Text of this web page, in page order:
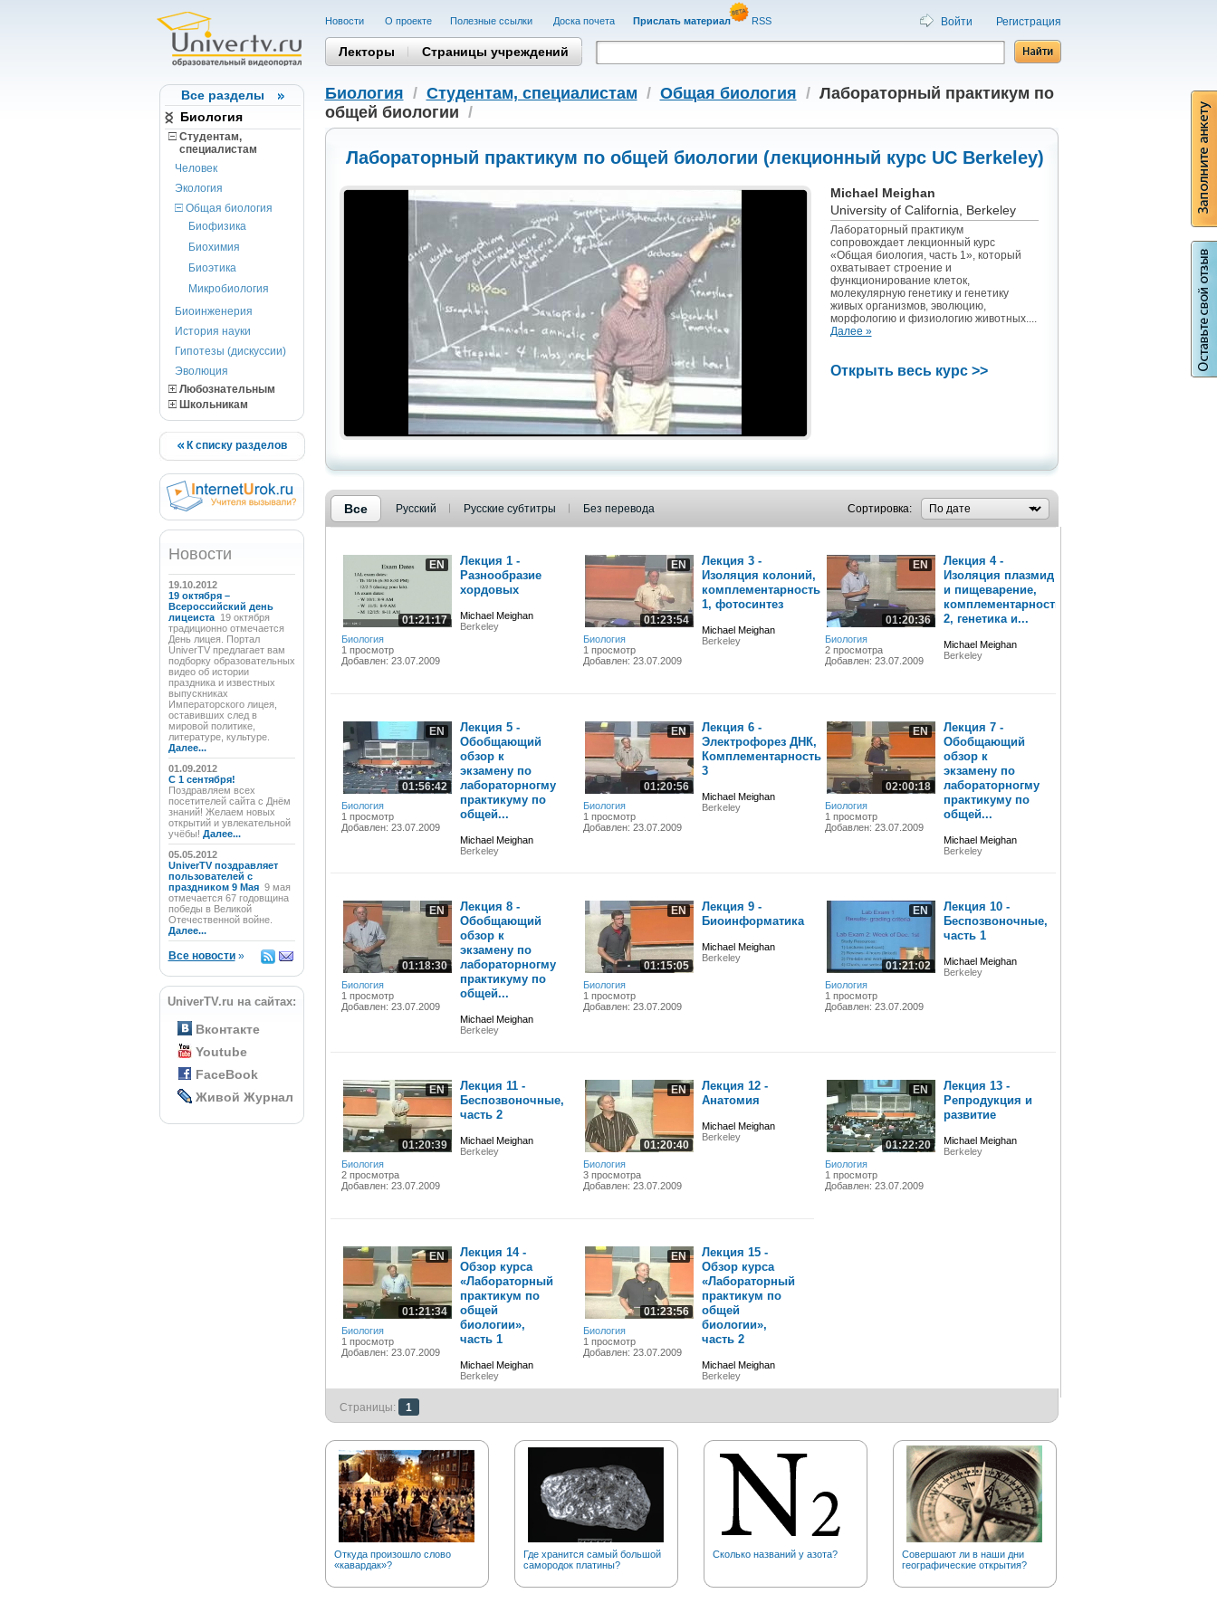
Все разделы
Биология
Студентам,
cпециалистам
Человек
Экология
Общая биология
Биофизика
Биохимия
Биоэтика
Микробиология
Биоинженерия
История науки
Гипотезы (дискуссии)
Эволюция
Любознательным
Школьникам
К списку разделов
Новости
19.10.2012
19 октября –
Всероссийский день
лицеиста 19 октября
традиционно отмечается
День лицея. Портал
UniverTV предлагает вам
подборку образовательных
видео об истории
праздника и известных
выпускниках
Императорского лицея,
оставивших след в
мировой политике,
литературе, культуре.
Далее...
01.09.2012
C 1 сентября!
Поздравляем всех
посетителей сайта с Днём
знаний! Желаем новых
открытий и увлекательной
учёбы! Далее...
05.05.2012
UniverTV поздравляет
пользователей с
праздником 9 Мая 9 мая
отмечается 67 годовщина
победы в Великой
Отечественной войне.
Далее...
Все новости»
UniverTV.ru на сайтах:
Вконтакте
Youtube
FaceBook
Живой Журнал
Новости О проекте Полезные cсылки Доска почета Прислать материал RSS Войти Регистрация
Лекторы Страницы учреждений
Биология / Студентам, cпециалистам / Общая биология / Лабораторный практикум по
общей биологии /
Лабораторный практикум по общей биологии (лекционный курс UC Berkeley)
Michael Meighan
University of California, Berkeley
Лабораторный практикум
сопровождает лекционный курс
«Общая биология, часть 1», который
охватывает строение и
функционирование клеток,
молекулярную генетику и генетику
живых организмов, эволюцию,
морфологию и физиологию животных....
Далее »
Открыть весь курс >>
Все Русский Русские субтитры Без перевода Сортировка:
EN
01:21:17
Биология
1 просмотр
Добавлен: 23.07.2009
Лекция 1 -
Разнообразие
хордовых
Michael Meighan
Berkeley
EN
01:23:54
Биология
1 просмотр
Добавлен: 23.07.2009
Лекция 3 -
Изоляция колоний,
комплементарность
1, фотосинтез
Michael Meighan
Berkeley
EN
01:20:36
Биология
2 просмотра
Добавлен: 23.07.2009
Лекция 4 -
Изоляция плазмид
и пищеварение,
комплементарность
2, генетика и...
Michael Meighan
Berkeley
EN
01:56:42
Биология
1 просмотр
Добавлен: 23.07.2009
Лекция 5 -
Обобщающий
обзор к
экзамену по
лабораторногму
практикуму по
общей...
Michael Meighan
Berkeley
EN
01:20:56
Биология
1 просмотр
Добавлен: 23.07.2009
Лекция 6 -
Электрофорез ДНК,
Комплементарность
3
Michael Meighan
Berkeley
EN
02:00:18
Биология
1 просмотр
Добавлен: 23.07.2009
Лекция 7 -
Обобщающий
обзор к
экзамену по
лабораторногму
практикуму по
общей...
Michael Meighan
Berkeley
EN
01:18:30
Биология
1 просмотр
Добавлен: 23.07.2009
Лекция 8 -
Обобщающий
обзор к
экзамену по
лабораторногму
практикуму по
общей...
Michael Meighan
Berkeley
EN
01:15:05
Биология
1 просмотр
Добавлен: 23.07.2009
Лекция 9 -
Биоинформатика
Michael Meighan
Berkeley
EN
01:21:02
Биология
1 просмотр
Добавлен: 23.07.2009
Лекция 10 -
Беспозвоночные,
часть 1
Michael Meighan
Berkeley
EN
01:20:39
Биология
2 просмотра
Добавлен: 23.07.2009
Лекция 11 -
Беспозвоночные,
часть 2
Michael Meighan
Berkeley
EN
01:20:40
Биология
3 просмотра
Добавлен: 23.07.2009
Лекция 12 -
Анатомия
Michael Meighan
Berkeley
EN
01:22:20
Биология
1 просмотр
Добавлен: 23.07.2009
Лекция 13 -
Репродукция и
развитие
Michael Meighan
Berkeley
EN
01:21:34
Биология
1 просмотр
Добавлен: 23.07.2009
Лекция 14 -
Обзор курса
«Лабораторный
практикум по
общей
биологии»,
часть 1
Michael Meighan
Berkeley
EN
01:23:56
Биология
1 просмотр
Добавлен: 23.07.2009
Лекция 15 -
Обзор курса
«Лабораторный
практикум по
общей
биологии»,
часть 2
Michael Meighan
Berkeley
Страницы: 1
Откуда произошло слово
«кавардак»?
Где хранится самый большой
самородок платины?
Сколько названий у азота?
Совершают ли в наши дни
географические открытия?